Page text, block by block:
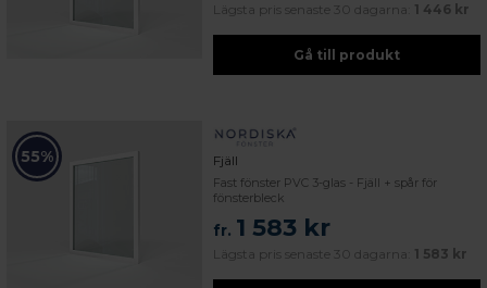
Lägsta pris senaste 30 dagarna: 1 446 kr
Gå till produkt
55% Fjäll
Fast fönster PVC 3-glas - Fjäll + spår för
fönsterbleck
fr. 1 583 kr
Lägsta pris senaste 30 dagarna: 1 583 kr